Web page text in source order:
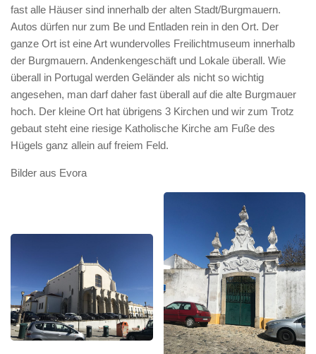
fast alle Häuser sind innerhalb der alten Stadt/Burgmauern.
Autos dürfen nur zum Be und Entladen rein in den Ort. Der
ganze Ort ist eine Art wundervolles Freilichtmuseum innerhalb
der Burgmauern. Andenkengeschäft und Lokale überall. Wie
überall in Portugal werden Geländer als nicht so wichtig
angesehen, man darf daher fast überall auf die alte Burgmauer
hoch. Der kleine Ort hat übrigens 3 Kirchen und wir zum Trotz
gebaut steht eine riesige Katholische Kirche am Fuße des
Hügels ganz allein auf freiem Feld.
Bilder aus Evora